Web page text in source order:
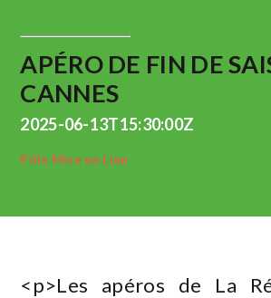
APÉRO DE FIN DE
CANNES
2025-06-13T15:30:00Z
Pôle Mise en Lien
<p>Les apéros de La